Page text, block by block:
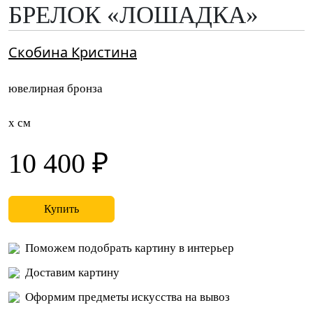
БРЕЛОК «ЛОШАДКА»
Скобина Кристина
ювелирная бронза
x см
10 400 ₽
Купить
Поможем подобрать картину в интерьер
Доставим картину
Оформим предметы искусства на вывоз